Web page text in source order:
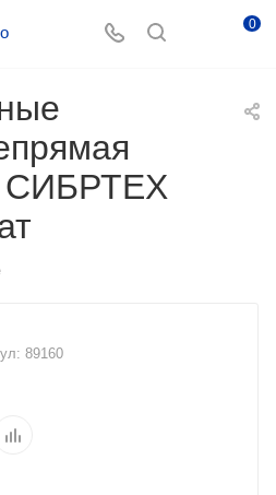
0
СИБРТЕХ
89160